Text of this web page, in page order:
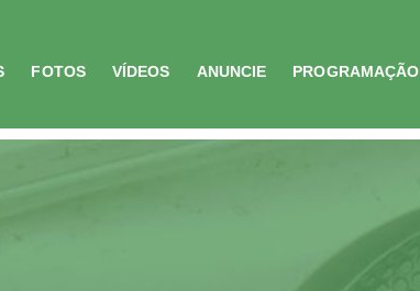
FOTOS VÍDEOS ANUNCIE PROGRAMAÇÃO